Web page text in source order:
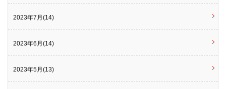
2023年7月(14)
2023年6月(14)
2023年5月(13)